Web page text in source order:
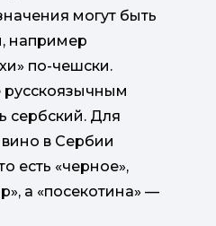
могут быть
например
по-чешски.
сербский. Для
в Сербии
есть «черное»,
а «посекотина» —